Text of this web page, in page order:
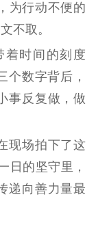
审
作品著作权
登记服务
文艺创作
服务管理
为行动不便的
不取。
时间的刻度
数字背后，
事反复做，做
场拍下了这
日的坚守里，
递向善力量最